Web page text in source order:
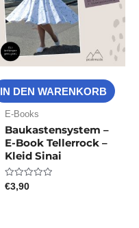
IN DEN WARENKORB
E-Books
Baukastensystem –
E-Book Tellerrock –
Kleid Sinai
Bewertet
mit
€3,90